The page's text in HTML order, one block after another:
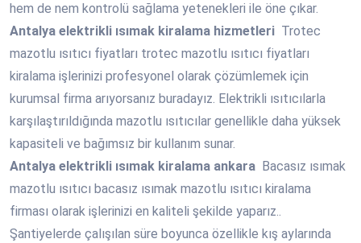
hem de nem kontrolü sağlama yetenekleri ile öne çıkar.
Antalya elektrikli ısımak kiralama hizmetleri Trotec
mazotlu ısıtıcı fiyatları trotec mazotlu ısıtıcı fiyatları
kiralama işlerinizi profesyonel olarak çözümlemek için
kurumsal firma arıyorsanız buradayız. Elektrikli ısıtıcılarla
karşılaştırıldığında mazotlu ısıtıcılar genellikle daha yüksek
kapasiteli ve bağımsız bir kullanım sunar.
Antalya elektrikli ısımak kiralama ankara Bacasız ısımak
mazotlu ısıtıcı bacasız ısımak mazotlu ısıtıcı kiralama
firması olarak işlerinizi en kaliteli şekilde yaparız..
Şantiyelerde çalışılan süre boyunca özellikle kış aylarında